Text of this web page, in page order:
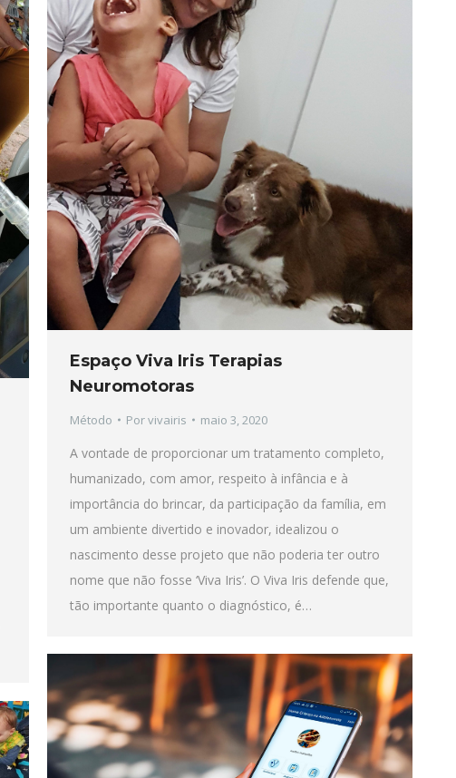
Espaço Viva Iris Terapias
Neuromotoras
Método Porvivairis maio 3, 2020
A vontade de proporcionar um tratamento completo,
humanizado, com amor, respeito à infância e à
importância do brincar, da participação da família, em
um ambiente divertido e inovador, idealizou o
nascimento desse projeto que não poderia ter outro
nome que não fosse ‘Viva Iris’. O Viva Iris defende que,
tão importante quanto o diagnóstico, é…